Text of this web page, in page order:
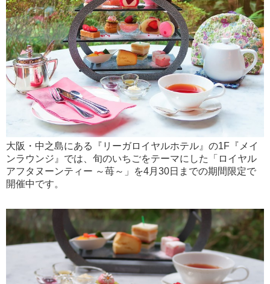
大阪・中之島にある『リーガロイヤルホテル』の1F『メイ
ンラウンジ』では、旬のいちごをテーマにした「ロイヤル
アフタヌーンティー ～苺～」を4月30日までの期間限定で
開催中です。